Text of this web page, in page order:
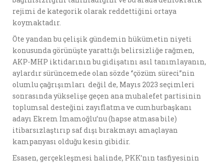
rejimi de kategorik olarak reddettiğini ortaya
koymaktadır.
Öte yandan bu çelişik gündemin hükümetin niyeti
konusunda görünüşte yarattığı belirsizliğe rağmen,
AKP-MHP iktidarının bu gidişatını asıl tanımlayanın,
aylardır sürüncemede olan sözde ‘’çözüm süreci’’nin
olumlu çağrışımları değil de, Mayıs 2023 seçimleri
sonrasında yükselişe geçen ana muhalefet partisinin
toplumsal desteğini zayıflatma ve cumhurbaşkanı
adayı Ekrem İmamoğlu’nu (hapse atmasa bile)
itibarsızlaştırıp saf dışı bırakmayı amaçlayan
kampanyası olduğu kesin gibidir.
Esasen, gerçekleşmesi halinde, PKK’nın tasfiyesinin